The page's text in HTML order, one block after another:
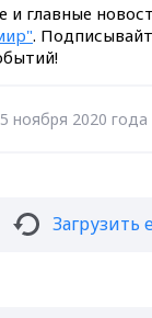
и главные
.
ноября 2020 года
Загрузить